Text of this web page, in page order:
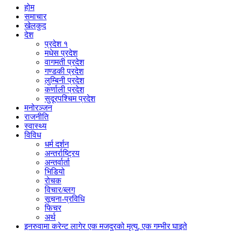
होम
समाचार
खेलकुद
देश
प्रदेश १
मधेस प्रदेश
वागमती प्रदेश
गण्डकी प्रदेश
लुम्बिनी प्रदेश
कर्णाली प्रदेश
सुदूरपश्चिम प्रदेश
मनोरञ्जन
राजनीति
स्वास्थ्य
विविध
धर्म दर्शन
अन्तर्राष्ट्रिय
अन्तर्वार्ता
भिडियो
रोचक
विचार/ब्लग
सूचना-प्रविधि
फिचर
अर्थ
इनरुवामा करेन्ट लागेर एक मजदुरको मृत्यु, एक गम्भीर घाइते